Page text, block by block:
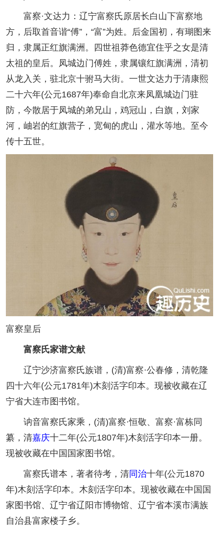
富察·文达力：辽宁富察氏原居长白山下富察地
方，后取首音谐“傅”，“富”为姓。后金国初，有瑚图来
归，隶属正红旗满洲。四世祖莽色德宜住乎之女是清
太祖的皇后。凤城边门傅姓，隶属镶红旗满洲，清初
从龙入关，驻北京十驸马大街。一世文达力于清康熙
二十六年(公元1687年)奉命自北京来凤凰城边门驻
防，今散居于凤城的弟兄山，鸡冠山，白旗，刘家
河，岫岩的红旗营子，宽甸的虎山，灌水等地。至今
传十五世。
富察皇后
富察氏家谱文献
辽宁沙济富察氏族谱，(清)富察·公春修，清乾隆
四十六年(公元1781年)木刻活字印本。现被收藏在辽
宁省大连市图书馆。
讷音富察氏家乘，(清)富察·恒敬、富察·富栋同
纂，清嘉庆十二年(公元1807年)木刻活字印本一册。
现被收藏在中国国家图书馆。
富察氏谱本，著者待考，清同治十年(公元1870
年)木刻活字印本。木刻活字印本。现被收藏在中国国
家图书馆、辽宁省辽阳市博物馆、辽宁省本溪市满族
自治县富家楼子乡。